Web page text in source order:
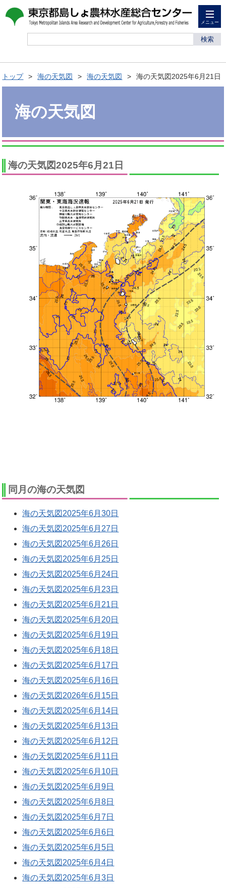
メニュー
検索
トップ 海の天気図 海の天気図 海の天気図2025年6月21日
海の天気図
海の天気図2025年6月21日
同月の海の天気図
海の天気図2025年6月30日
海の天気図2025年6月27日
海の天気図2025年6月26日
海の天気図2025年6月25日
海の天気図2025年6月24日
海の天気図2025年6月23日
海の天気図2025年6月21日
海の天気図2025年6月20日
海の天気図2025年6月19日
海の天気図2025年6月18日
海の天気図2025年6月17日
海の天気図2025年6月16日
海の天気図2026年6月15日
海の天気図2025年6月14日
海の天気図2025年6月13日
海の天気図2025年6月12日
海の天気図2025年6月11日
海の天気図2025年6月10日
海の天気図2025年6月9日
海の天気図2025年6月8日
海の天気図2025年6月7日
海の天気図2025年6月6日
海の天気図2025年6月5日
海の天気図2025年6月4日
海の天気図2025年6月3日